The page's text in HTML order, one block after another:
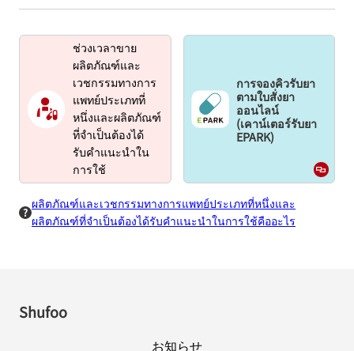
ช่วงเวลาขาย
ผลิตภัณฑ์และ
เวชกรรมทางการ
แพทย์ประเภทที่
หนึ่งและผลิตภัณฑ์
ที่จำเป็นต้องได้
รับคำแนะนำใน
การใช้
การจองคิวรับยา
ตามใบสั่งยา
ออนไลน์
(เคาน์เตอร์รับยา
EPARK)
ผลิตภัณฑ์และเวชกรรมทางการแพทย์ประเภทที่หนึ่งและ
ผลิตภัณฑ์ที่จำเป็นต้องได้รับคำแนะนำในการใช้คืออะไร
Shufoo